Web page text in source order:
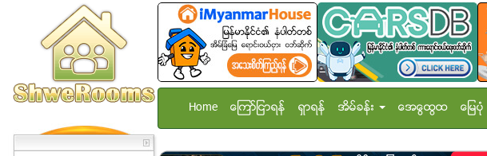
Home ေၾကာ္ျငာရန္ ရွာရန္ အိမ္ခန္း အေထြေထြ ေျမပံု